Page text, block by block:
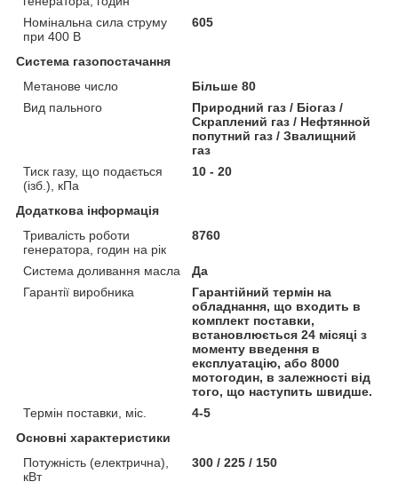
Номінальна сила струму
при 400 В
605
Система газопостачання
Метанове число
Більше 80
Вид пального
Природний газ / Біогаз /
Скраплений газ / Нефтянной
попутний газ / Звалищний
газ
Тиск газу, що подається
(ізб.), кПа
10 - 20
Додаткова інформація
Тривалість роботи
генератора, годин на рік
8760
Система доливання масла
Да
Гарантії виробника
Гарантійний термін на
обладнання, що входить в
комплект поставки,
встановлюється 24 місяці з
моменту введення в
експлуатацію, або 8000
мотогодин, в залежності від
того, що наступить швидше.
Термін поставки, міс.
4-5
Основні характеристики
Потужність (електрична),
кВт
300 / 225 / 150